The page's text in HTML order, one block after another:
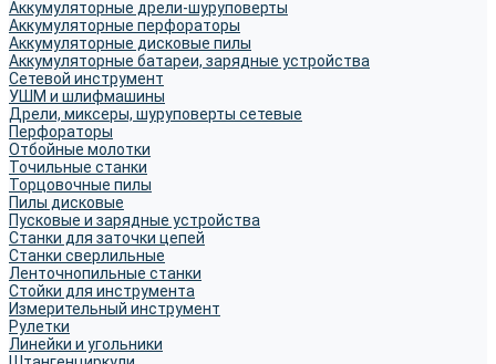
Аккумуляторные дрели-шуруповерты
Аккумуляторные перфораторы
Аккумуляторные дисковые пилы
Аккумуляторные батареи, зарядные устройства
Сетевой инструмент
УШМ и шлифмашины
Дрели, миксеры, шуруповерты сетевые
Перфораторы
Отбойные молотки
Точильные станки
Торцовочные пилы
Пилы дисковые
Пусковые и зарядные устройства
Станки для заточки цепей
Станки сверлильные
Ленточнопильные станки
Стойки для инструмента
Измерительный инструмент
Рулетки
Линейки и угольники